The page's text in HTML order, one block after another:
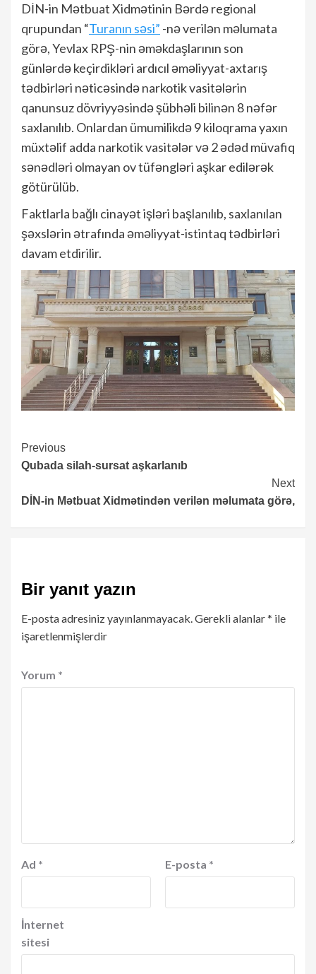
DİN-in Mətbuat Xidmətinin Bərdə regional
qrupundan “Turanın səsi” -nə verilən məlumata
görə, Yevlax RPŞ-nin əməkdaşlarının son
günlərdə keçirdikləri ardıcıl əməliyyat-axtarış
tədbirləri nəticəsində narkotik vasitələrin
qanunsuz dövriyyəsində şübhəli bilinən 8 nəfər
saxlanılıb. Onlardan ümumilikdə 9 kiloqrama yaxın
müxtəlif adda narkotik vasitələr və 2 ədəd müvafiq
sənədləri olmayan ov tüfəngləri aşkar edilərək
götürülüb.
Faktlarla bağlı cinayət işləri başlanılıb, saxlanılan
şəxslərin ətrafında əməliyyat-istintaq tədbirləri
davam etdirilir.
Continue
Reading
Previous
Qubada silah-sursat aşkarlanıb
Next
DİN-in Mətbuat Xidmətindən verilən məlumata görə,
Bir yanıt yazın
E-posta adresiniz yayınlanmayacak.Gerekli alanlar* ile
işaretlenmişlerdir
Yorum *
Ad * E-posta *
İnternet
sitesi